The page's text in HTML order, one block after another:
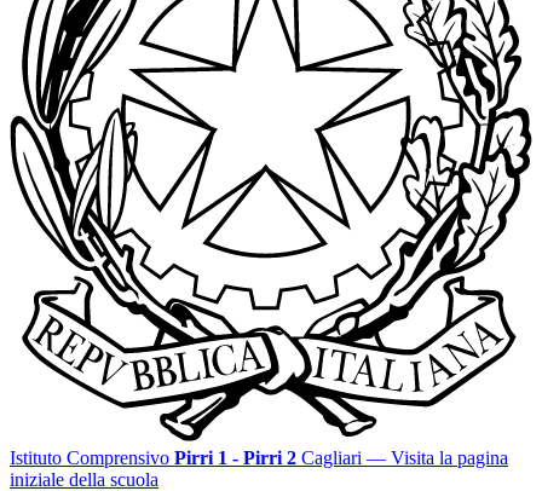
Istituto Comprensivo Pirri 1 - Pirri 2 Cagliari — Visita la pagina
iniziale della scuola